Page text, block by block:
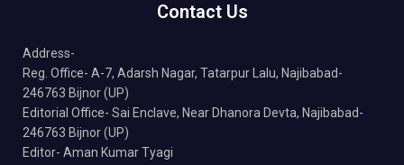
Contact Us
Address-
Reg. Office- A-7, Adarsh Nagar, Tatarpur Lalu, Najibabad-
246763 Bijnor (UP)
Editorial Office- Sai Enclave, Near Dhanora Devta, Najibabad-
246763 Bijnor (UP)
Editor- Aman Kumar Tyagi